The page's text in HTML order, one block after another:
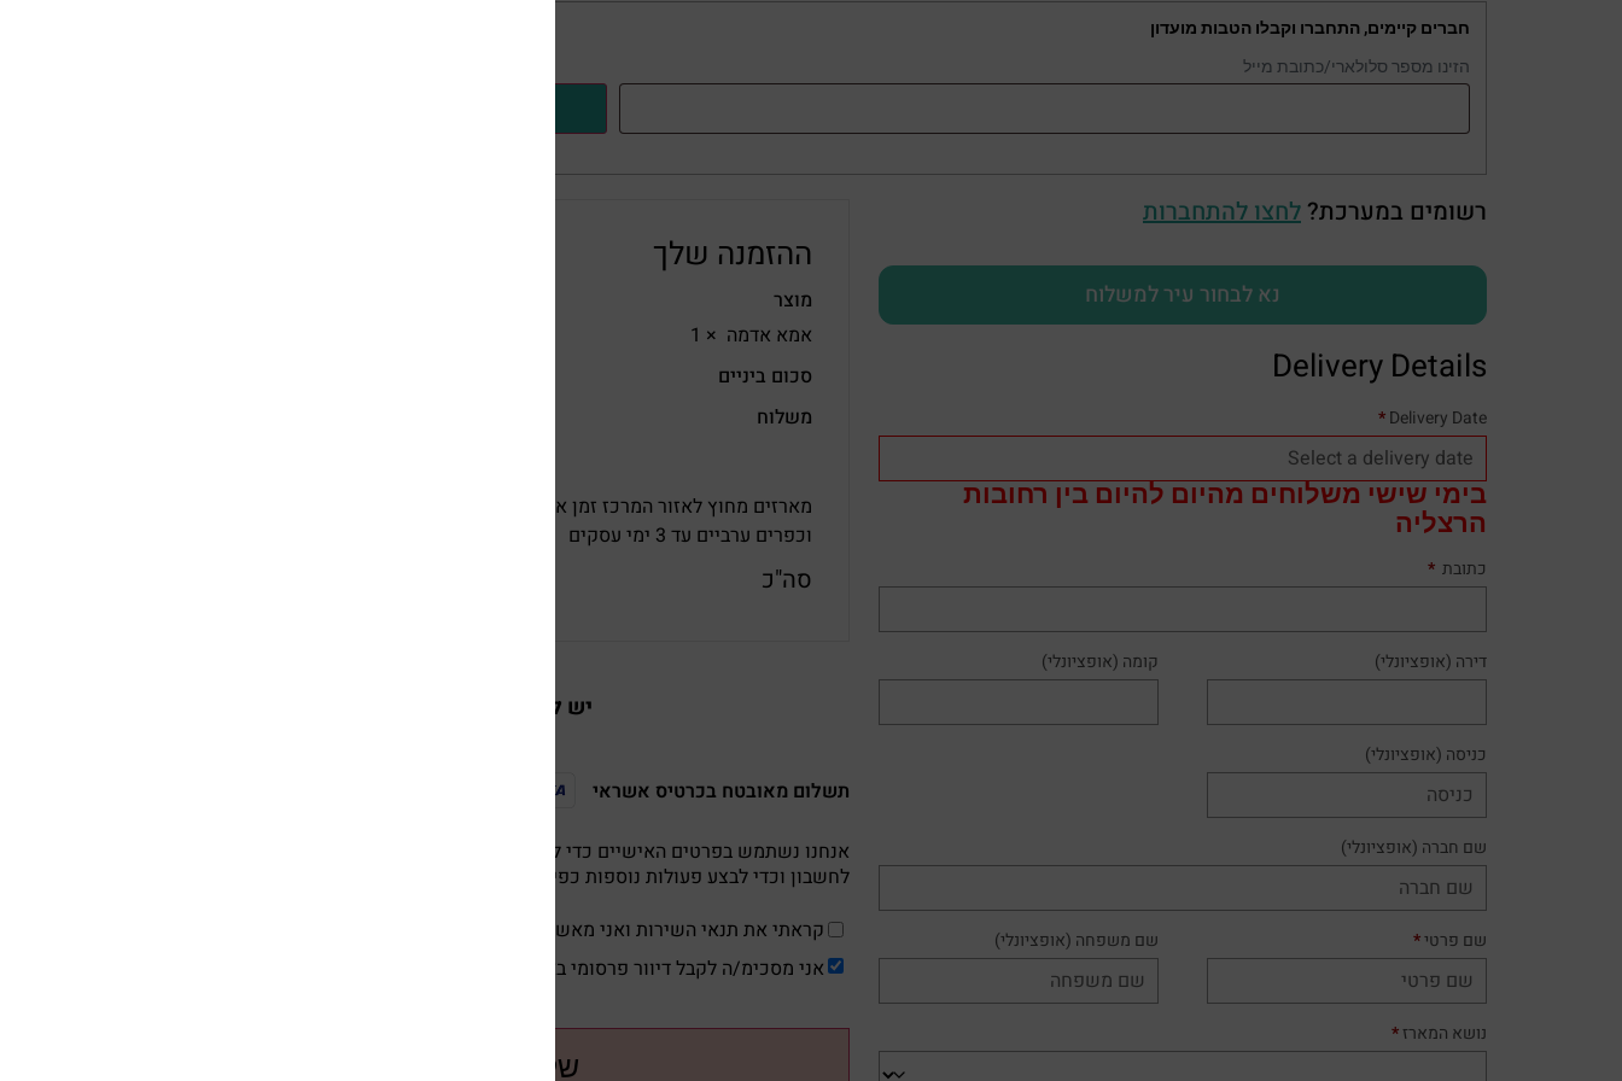
חברים קיימים, התחברו וקבלו הטבות מועדון
הזינו מספר סלולארי/כתובת מייל
רשומים במערכת? לחצו להתחברות
נא לבחור עיר למשלוח
Delivery Details
Delivery Date
*
בימי שישי משלוחים מהיום להיום בין רחובות
הרצליה
כתובת *
קומה (אופציונלי) דירה (אופציונלי)
כניסה (אופציונלי)
שם חברה (אופציונלי)
שם משפחה (אופציונלי) שם פרטי*
נושא המארז*
ההזמנה שלך
מוצר
אמא אדמה × 1
סכום ביניים
משלוח
וכפרים ערביים עד 3 ימי עסקים
סה"כ
יש לך קופון?
תשלום מאובטח בכרטיס אשראי
אנחנו נשתמש בפרטים האישיים כדי להציע לך תמיכה בתהליך באתר זה, לנהל את הגישה
לחשבון וכדי לבצע פעולות נוספות כפי שמפורט ב
קראתי את תנאי השירות ואני מאשר/ת
אני מסכימ/ה לקבל דיוור פרסומי באמצעות דואר אלקטרוני והודעות טקסט.
שלמו באשראי